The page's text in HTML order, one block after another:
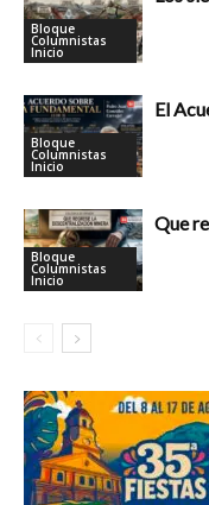
Bloque
Columnistas
Inicio
Bloque
Columnistas
Inicio
El
Bloque
Columnistas
Inicio
Que